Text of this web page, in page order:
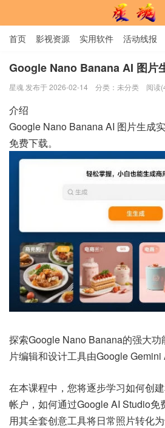
首页 影视资源 实用软件 活动线报
用户中心 书籍 娱乐
Google Nano Banana AI 图片
星魂 发布于 2026-02-14 分类： 未分类 阅读
介绍
Google Nano Banana AI 图片生成
免费下载。
探索Google Nano Banana的强大功
片编辑和设计工具由Google Gemini
在本课程中，您将逐步学习如何创
帐户，如何通过Google AI Studio免
用其全套创意工具将日常照片转化